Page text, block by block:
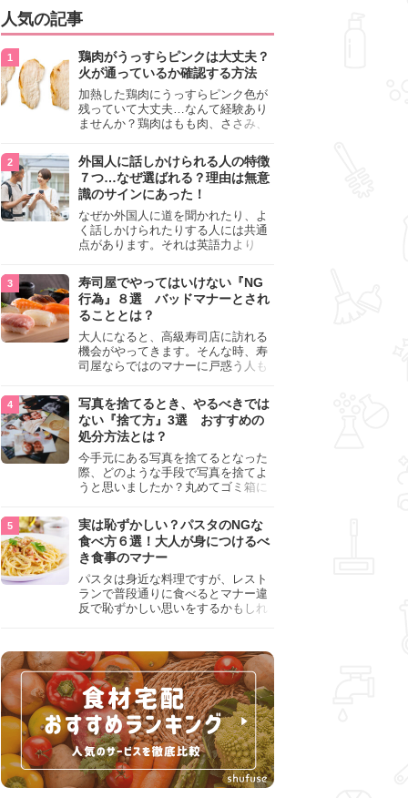
人気の記事
鶏肉がうっすらピンクは大丈夫？
火が通っているか確認する方法
加熱した鶏肉にうっすらピンク色が
残っていて大丈夫…なんて経験あり
ませんか？鶏肉はもも肉、ささみ、
わいが異なり、いろいろと楽しめる
料理ですが、鶏肉は加熱した後でも
うっすらピンク色の部分が大丈夫な
のと気になるときがあります。この
記事では生焼けか火が通っているの
かを確認する方法や、鶏肉を調理す
るときの注意点を紹介しますので、
参考にしてみてくださいね。
外国人に話しかけられる人の特徴
７つ…なぜ選ばれる？理由は無意
識のサインにあった！
なぜか外国人に道を聞かれたり、よ
く話しかけられたりする人には共通
点があります。それは英語力より
けても大丈夫」というサインが関係
しています。よく選ばれる人の特徴
や、英語が苦手でも焦らない対処
法、自分を守るための注意点を詳し
く解説します。
寿司屋でやってはいけない『NG
行為』８選 バッドマナーとされ
ることとは？
大人になると、高級寿司店に訪れる
機会がやってきます。そんな時、寿
司屋ならではのマナーに戸惑う人も
らためて寿司屋でやってはいけない
『NG行為』をチェックしましょう。
写真を捨てるとき、やるべきでは
ない『捨て方』3選 おすすめの
処分方法とは？
今手元にある写真を捨てるとなった
際、どのような手段で写真を捨てよ
うと思いましたか？丸めてゴミ箱に
真は個人情報が詰まっているので、
ただ丸めただけの状態で捨ててしま
うのは危険です。写真にすべきでは
ない捨て方をまとめているので、ぜ
ひチェックしておきましょう。
実は恥ずかしい？パスタのNGな
食べ方６選！大人が身につけるべ
き食事のマナー
パスタは身近な料理ですが、レスト
ランで普段通りに食べるとマナー違
反で恥ずかしい思いをするかもしれ
して、正しい食べ方を確認しましょ
う。大人の嗜みとして知っておきた
い新常識を解説します。